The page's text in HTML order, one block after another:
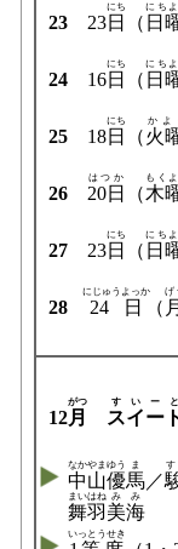
23 23日
にち
（ 日
にち
24 16日
にち
（ 日
にち
25 18日
にち
（火
かよ
26 20日
はつか
（木
もく
27 23日
にち
（ 日
にち
28 24日
にじゅうよっか
（
げ
12月
がつ
スイー
すいー
中山
なかやま
優
ゆう
馬
ま
／
舞
まい
羽
はね
美
み
海
み
いっとうせき